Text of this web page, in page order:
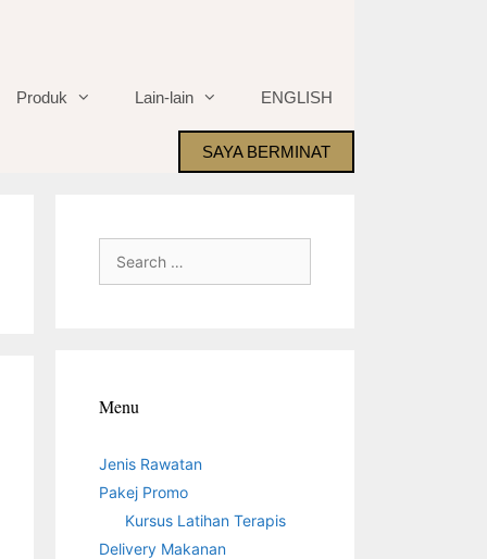
Produk Lain-lain ENGLISH
SAYA BERMINAT
for:
Menu
Jenis Rawatan
Pakej Promo
Kursus Latihan Terapis
Delivery Makanan